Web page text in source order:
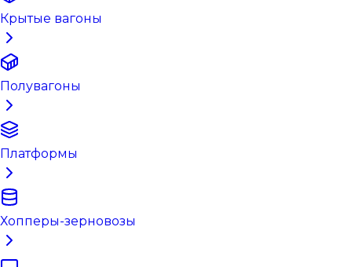
Крытые вагоны
Полувагоны
Платформы
Хопперы-зерновозы